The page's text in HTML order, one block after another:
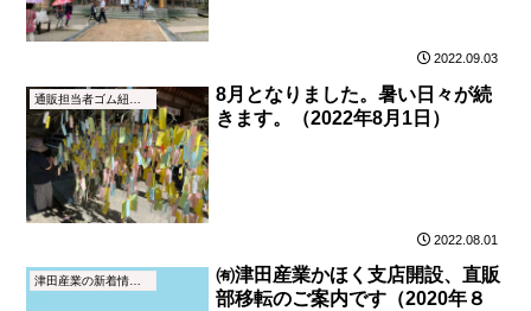
2022.09.03
通販担当者ゴム紐ブログ
8月となりました。暑い日々が続
きます。（2022年8月1日）
2022.08.01
津田産業の新着情報（NEWS）
㈲津田産業かほく支店開設、直販
部移転のご案内です（2020年８